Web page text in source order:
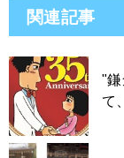
関連記事
"
て